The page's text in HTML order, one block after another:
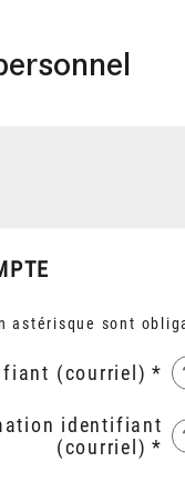
astérisque sont
(courriel)
identifiant
(courriel)